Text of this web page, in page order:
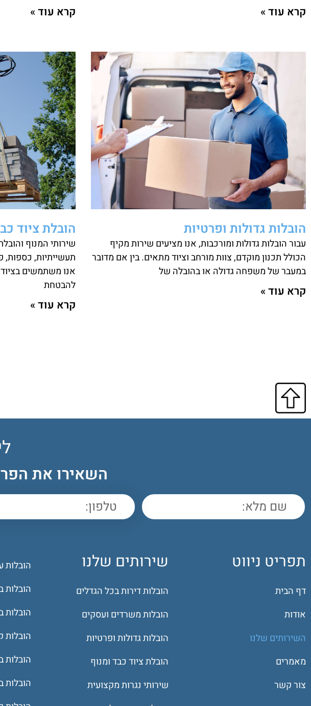
קרא עוד » קרא עוד »
הובלות גדולות ופרטיות
עבור הובלות גדולות ומורכבות, אנו מציעים שירות מקיף
הכולל תכנון מוקדם, צוות מורחב וציוד מתאים. בין אם מדובר
במעבר של משפחה גדולה או בהובלה של
קרא עוד »
הובלת ציוד
שירותי המנוף
תעשייתיות, כספות,
אנו משתמשים
להבטחת
קרא עוד »
השאירו את
תפריט ניווט
דף הבית
אודות
השירותים שלנו
מאמרים
צור קשר
שירותים שלנו
הובלות דירות בכל הגדלים
הובלות משרדים ועסקים
הובלות גדולות ופרטיות
הובלת ציוד כבד ומנוף
שירותי נגרות מקצועית
הובלות
הובלות
הובלות
הובלות
הובלות
הובלות